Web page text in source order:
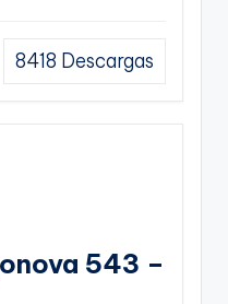
8418 Descargas
543 –